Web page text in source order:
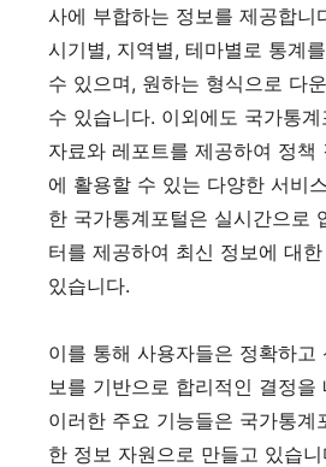
사에 부합하는 정보를 제공합니
시기별, 지역별, 테마별로 통계
수 있으며, 원하는 형식으로 다
수 있습니다. 이외에도 국가통
자료와 레포트를 제공하여 정책
에 활용할 수 있는 다양한 서비
한 국가통계포털은 실시간으로
터를 제공하여 최신 정보에 대
있습니다.
이를 통해 사용자들은 정확하고
보를 기반으로 합리적인 결정을
이러한 주요 기능들은 국가통계
한 정보 자원으로 만들고 있습니